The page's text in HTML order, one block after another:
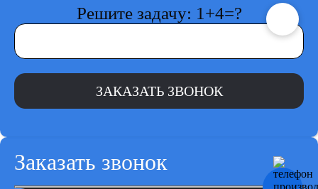
Решите задачу: 1+4=?
Заказать звонок